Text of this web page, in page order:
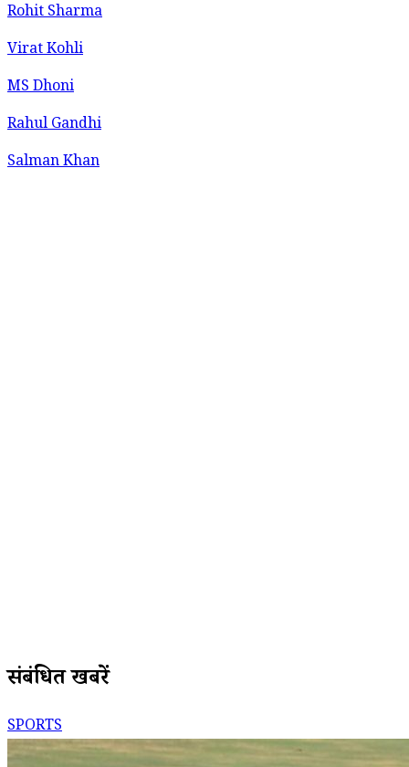
Rohit Sharma
Virat Kohli
MS Dhoni
Rahul Gandhi
Salman Khan
संबंधित खबरें
SPORTS